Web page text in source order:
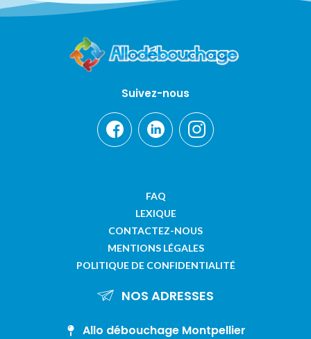
Suivez-nous
FAQ
LEXIQUE
CONTACTEZ-NOUS
MENTIONS LÉGALES
POLITIQUE DE CONFIDENTIALITÉ
NOS ADRESSES
Allo débouchage Montpellier